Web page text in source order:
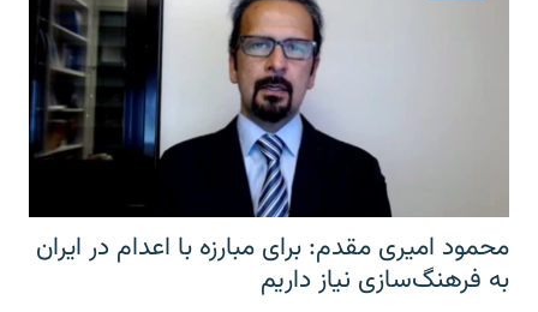
محمود امیری مقدم: برای مبارزه با اعدام در ایران
به فرهنگ‌سازی نیاز داریم